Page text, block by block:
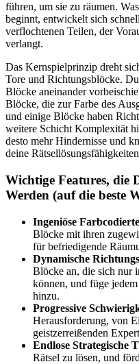
führen, um sie zu räumen.
beginnt, entwickelt sich
verflochtenen Teilen, der
verlangt.
Das Kernspielprinzip dreht
Tore und Richtungsblöcke.
Blöcke aneinander
Blöcke, die zur Farbe des
und einige Blöcke haben
weitere Schicht Komplexität
desto mehr Hindernisse und
deine
Wichtige Features, die
Werden (auf die beste
Ingeniöse
Blöcke mit ihren
für befriedigende
Dynamische
Blöcke an, die sich nur
können, und füge
hinzu.
Progressive
Herausforderung, von
geistzerreißenden
Endlose Strategische
Rätsel zu lösen, und